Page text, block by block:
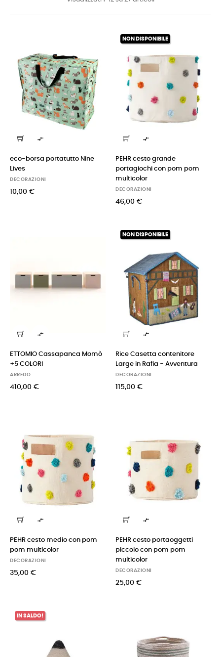

eco-borsa portatutto Nine
Lives
DECORAZIONI
10,00 €
NON DISPONIBILE

PEHR cesto grande
portagiochi con pom pom
multicolor
DECORAZIONI
46,00 €

ETTOMIO Cassapanca Momò
+5 COLORI
ARREDO
410,00 €
NON DISPONIBILE

Rice Casetta contenitore
Large in Rafia - Avventura
DECORAZIONI
115,00 €

PEHR cesto medio con pom
pom multicolor
DECORAZIONI
35,00 €

PEHR cesto portaoggetti
piccolo con pom pom
multicolor
DECORAZIONI
25,00 €
IN SALDO!